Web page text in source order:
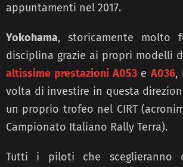
appuntamenti nel 2017.
Yokohama, storicamente molto
disciplina grazie ai propri modelli
altissime prestazioni A053e A036,
volta di investire in questa
un proprio trofeo nel CIRT
Campionato Italiano Rally Terra).
Tutti i piloti che sceglieranno